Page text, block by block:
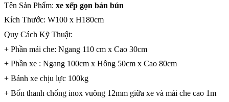
Tên Sản Phẩm: xe xếp gọn bán bún
Kích Thước: W100 x H180cm
Quy Cách Kỹ Thuật:
+ Phần mái che: Ngang 110 cm x Cao 30cm
+ Phần xe : Ngang 100cm x Hông 50cm x Cao 80cm
+ Bánh xe chịu lực 100kg
+ Bốn thanh chống inox vuông 12mm giữa xe và mái che cao 1m